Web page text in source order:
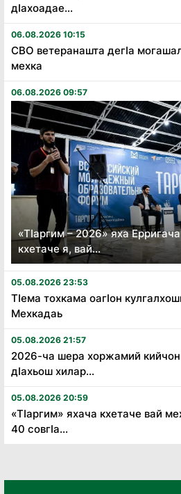
дӏахоадае...
06.08.2026 10:15
СВО ветеранашта дегӏа
мехка
06.08.2026 09:57
«Тӏаргим – 2026» яха
кхетаче я, вай...
05.08.2026 23:53
Тӏема тохкама оагӏон
Мехкадаь
05.08.2026 21:57
2026-ча шера хоржамий
дӏахьош хилар...
05.08.2026 20:59
«Тӏаргим» яхача кхетаче вай
40 совгӏа...